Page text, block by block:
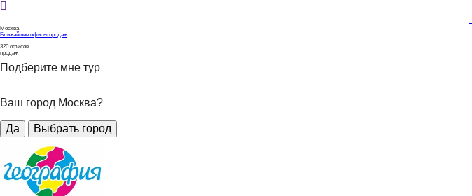
Москва
Ближайшие офисы продаж
320 офисов
продаж
Подберите мне тур
Ваш город Москва?
Да Выбрать город